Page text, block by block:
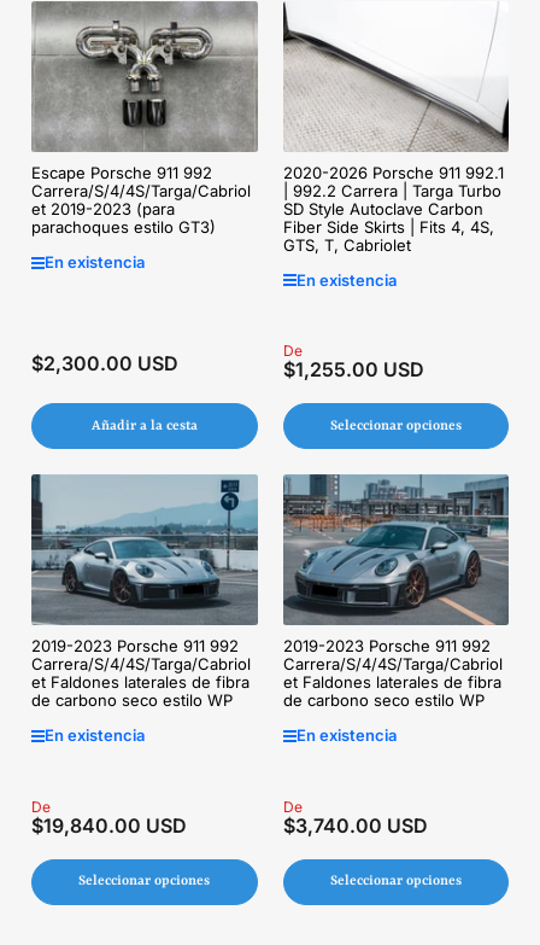
Escape Porsche 911 992
Carrera/S/4/4S/Targa/Cabriol
et 2019-2023 (para
parachoques estilo GT3)
En existencia
Precio
$2,300.00 USD
Añadir a la cesta
2020-2026 Porsche 911 992.1
| 992.2 Carrera | Targa Turbo
SD Style Autoclave Carbon
Fiber Side Skirts | Fits 4, 4S,
GTS, T, Cabriolet
En existencia
Precio
regular
De
$1,255.00 USD
Seleccionar opciones
2019-2023 Porsche 911 992
Carrera/S/4/4S/Targa/Cabriol
et Faldones laterales de fibra
de carbono seco estilo WP
En existencia
Precio
regular
De
$19,840.00 USD
Seleccionar opciones
2019-2023 Porsche 911 992
Carrera/S/4/4S/Targa/Cabriol
et Faldones laterales de fibra
de carbono seco estilo WP
En existencia
Precio
regular
De
$3,740.00 USD
Seleccionar opciones